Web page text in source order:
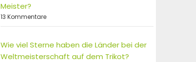
Meister?
13 Kommentare
Wie viel Sterne haben die Länder bei der
Weltmeisterschaft auf dem Trikot?